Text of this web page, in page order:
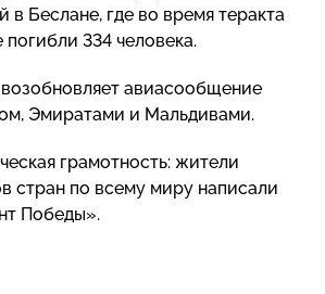
в Беслане, где во время теракта
погибли 334 человека.
авиасообщение
Эмиратами и Мальдивами.
грамотность: жители
стран по всему миру написали
Победы».